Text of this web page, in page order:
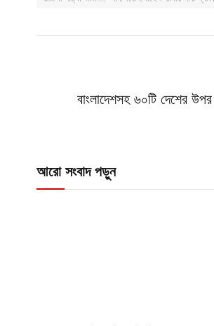
বাংলাদেশসহ ৬০টি দেশের
আরো সংবাদ পড়ুন